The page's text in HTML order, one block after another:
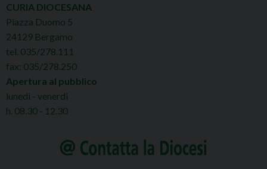
CURIA DIOCESANA
Piazza Duomo 5
24129 Bergamo
tel. 035/278.111
fax: 035/278.250
Apertura al pubblico
lunedì - venerdì
h. 08.30 - 12.30